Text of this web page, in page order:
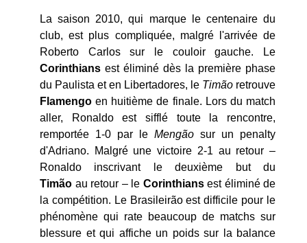
La saison 2010, qui marque le centenaire du
club, est plus compliquée, malgré l'arrivée de
Roberto Carlos sur le couloir gauche. Le
Corinthians est éliminé dès la première phase
du Paulista et en Libertadores, le Timão retrouve
Flamengo en huitième de finale. Lors du match
aller, Ronaldo est sifflé toute la rencontre,
remportée 1-0 par le Mengão sur un penalty
d'Adriano. Malgré une victoire 2-1 au retour –
Ronaldo inscrivant le deuxième but du
Timão au retour – le Corinthiansest éliminé de
la compétition. Le Brasileirão est difficile pour le
phénomène qui rate beaucoup de matchs sur
blessure et qui affiche un poids sur la balance